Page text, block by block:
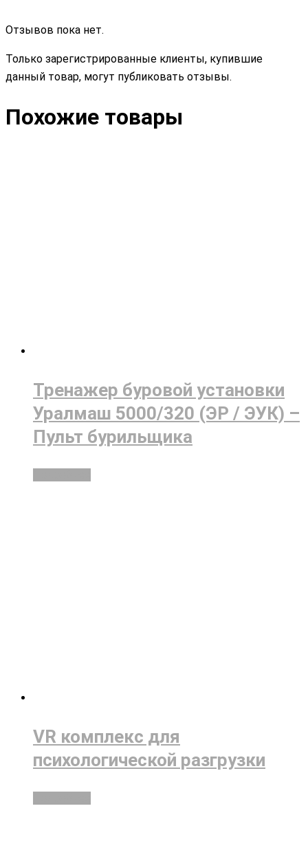
Отзывов пока нет.
Только зарегистрированные клиенты, купившие
данный товар, могут публиковать отзывы.
Похожие товары
Тренажер буровой установки
Уралмаш 5000/320 (ЭР / ЭУК) –
Пульт бурильщика
VR комплекс для
психологической разгрузки